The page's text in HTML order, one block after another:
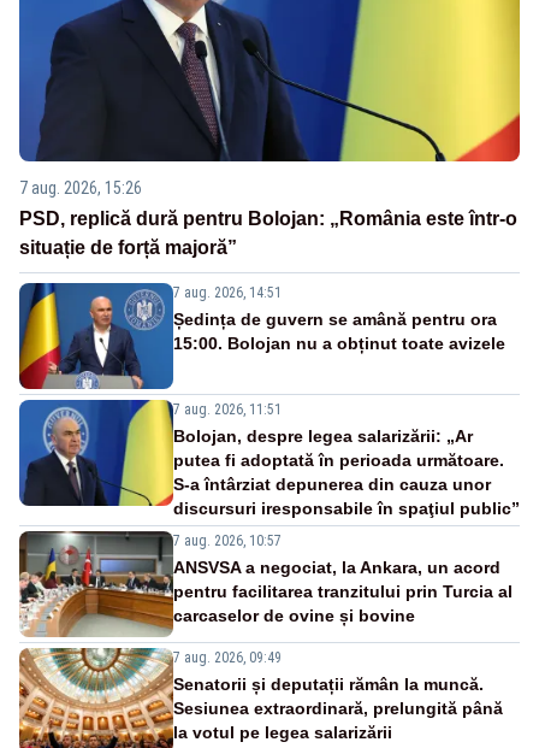
7 aug. 2026, 15:26
PSD, replică dură pentru Bolojan: „România este într-o
situație de forță majoră”
7 aug. 2026, 14:51
Ședința de guvern se amână pentru ora
15:00. Bolojan nu a obținut toate avizele
7 aug. 2026, 11:51
Bolojan, despre legea salarizării: „Ar
putea fi adoptată în perioada următoare.
S-a întârziat depunerea din cauza unor
discursuri iresponsabile în spaţiul public”
7 aug. 2026, 10:57
ANSVSA a negociat, la Ankara, un acord
pentru facilitarea tranzitului prin Turcia al
carcaselor de ovine și bovine
7 aug. 2026, 09:49
Senatorii și deputații rămân la muncă.
Sesiunea extraordinară, prelungită până
la votul pe legea salarizării